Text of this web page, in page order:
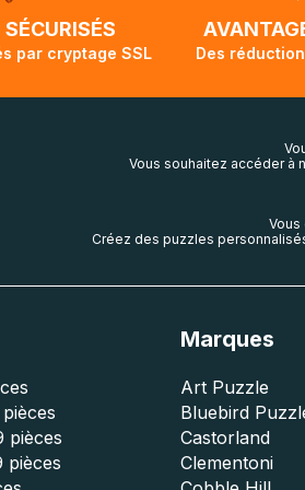
terre.
par cryptage SSL Des
Vous souhaitez accéder à
Créez des puzzles
pièces
pièces
Marques
Art Puzzle
Bluebird
Castorland
Clementoni